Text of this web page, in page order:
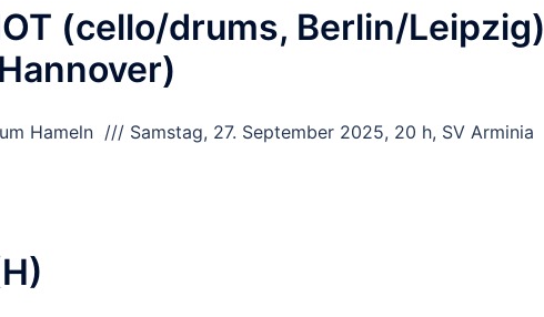
(cello/drums, Berlin/Leipzig)
Hameln /// Samstag, 27. September 2025, 20 h, SV Arminia